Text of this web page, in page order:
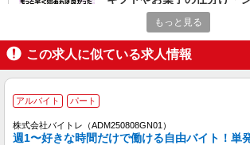
時給1,400円以上＋交通費
給1,800円以上（深夜手当含む） ◆月収
246,400円 （日勤シフト10時
場合） 時給1,400円×8h×22日勤務 ◆月
316,800円 （夜勤シフト 21時
横浜市金沢区 ★上記以外に
浜・川崎・相模原など）に多
キープ
派遣社員
もっと見る
この求人に似ている求人情報
アルバイト パート
株式会社バイトレ（ADM250808GN01）
週1〜好きな時間だけで働ける自由バイト！単